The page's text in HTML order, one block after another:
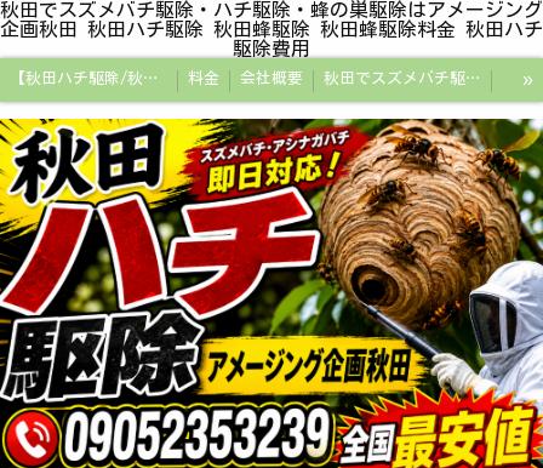
秋田でスズメバチ駆除・ハチ駆除・蜂の巣駆除はアメージング
企画秋田 秋田ハチ駆除 秋田蜂駆除 秋田蜂駆除料金 秋田ハチ
駆除費用
【秋田ハチ駆除/秋田蜂駆除/スズメバチの巣/ハチの巣専門プロ】 料金 会社概要 秋田でスズメバチ駆除・ハチ駆除・蜂の巣駆除はアメージング企画秋田
秋田県の蜂駆除料金・蜂の巣駆除の相場【全国平均と比較】 秋田探偵/秋田県浮気調査/秋田市万引きGメン
秋田便利屋アメージング企画秋田
»